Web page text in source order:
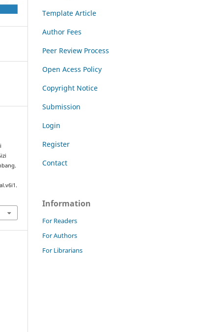
Template Article
Author Fees
Peer Review Process
Open Acess Policy
Copyright Notice
Submission
Login
Register
Contact
Information
For Readers
For Authors
For Librarians